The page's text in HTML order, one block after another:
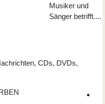
Musiker und
Sänger betrifft....
CDs, DVDs,